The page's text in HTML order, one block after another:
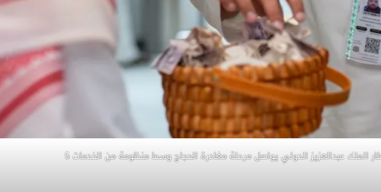
الملك عبدالعزيز الدولي يواصل مرحلة مغادرة الحجاج وسط منظومة من الخدمات 5